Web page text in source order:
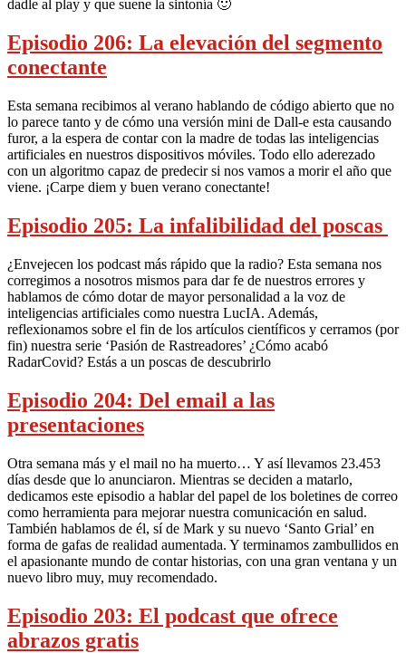
dadle al play y que suene la sintonía 🙂
Episodio 206: La elevación del segmento
conectante
Esta semana recibimos al verano hablando de código abierto que no
lo parece tanto y de cómo una versión mini de Dall-e esta causando
furor, a la espera de contar con la madre de todas las inteligencias
artificiales en nuestros dispositivos móviles. Todo ello aderezado
con un algoritmo capaz de predecir si nos vamos a morir el año que
viene. ¡Carpe diem y buen verano conectante!
Episodio 205: La infalibilidad del poscas
¿Envejecen los podcast más rápido que la radio? Esta semana nos
corregimos a nosotros mismos para dar fe de nuestros errores y
hablamos de cómo dotar de mayor personalidad a la voz de
inteligencias artificiales como nuestra LucIA. Además,
reflexionamos sobre el fin de los artículos científicos y cerramos (por
fin) nuestra serie ‘Pasión de Rastreadores’ ¿Cómo acabó
RadarCovid? Estás a un poscas de descubrirlo
Episodio 204: Del email a las
presentaciones
Otra semana más y el mail no ha muerto… Y así llevamos 23.453
días desde que lo anunciaron. Mientras se deciden a matarlo,
dedicamos este episodio a hablar del papel de los boletines de correo
como herramienta para mejorar nuestra comunicación en salud.
También hablamos de él, sí de Mark y su nuevo ‘Santo Grial’ en
forma de gafas de realidad aumentada. Y terminamos zambullidos en
el apasionante mundo de contar historias, con una gran ventana y un
nuevo libro muy, muy recomendado.
Episodio 203: El podcast que ofrece
abrazos gratis